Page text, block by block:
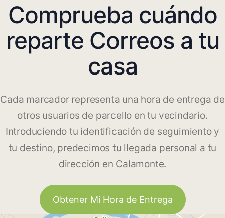
Comprueba cuándo
reparte Correos a tu
casa
Cada marcador representa una hora de entrega de
otros usuarios de parcello en tu vecindario.
Introduciendo tu identificación de seguimiento y
tu destino, predecimos tu llegada personal a tu
dirección en Calamonte.
Obtener Mi Hora de Entrega